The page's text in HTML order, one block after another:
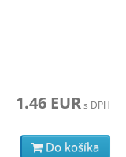
1.46 EURs DPH
Do košíka